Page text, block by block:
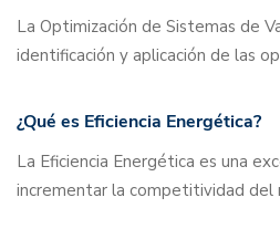
La Optimización de Sistemas de
identificación y aplicación de las
¿Qué es Eficiencia Energética?
La Eficiencia Energética es una
incrementar la competitividad del